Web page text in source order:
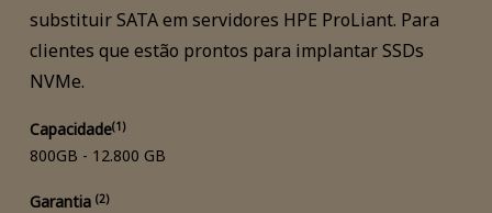
substituir SATA em servidores HPE ProLiant. Para
clientes que estão prontos para implantar SSDs
NVMe.
Capacidade(1)
800GB - 12.800 GB
Garantia (2)